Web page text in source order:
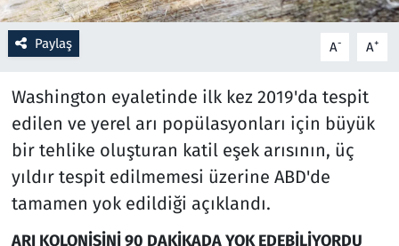
Paylaş A- A+
Washington eyaletinde ilk kez 2019'da tespit
edilen ve yerel arı popülasyonları için büyük
bir tehlike oluşturan katil eşek arısının, üç
yıldır tespit edilmemesi üzerine ABD'de
tamamen yok edildiği açıklandı.
ARI KOLONİSİNİ 90 DAKİKADA YOK EDEBİLİYORDU
Savunma Sanayi
Spor
Teknoloji ve Bilim
Televizyon